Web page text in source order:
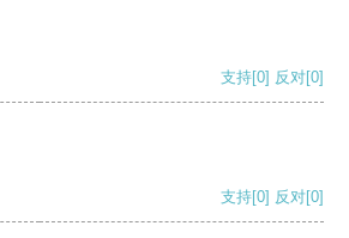
支持[0] 反对[0]
支持[0] 反对[0]